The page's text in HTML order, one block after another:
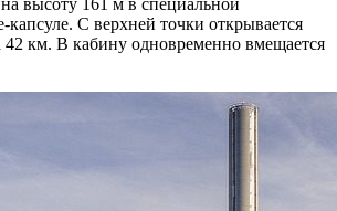
высоту 161 м в специальной
капсуле. С верхней точки открывается
км. В кабину одновременно вмещается